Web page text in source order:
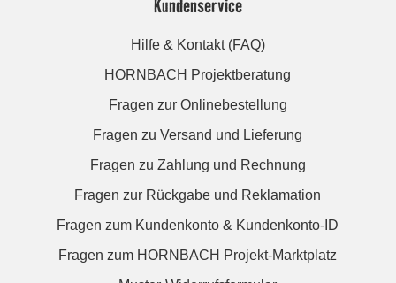
Kundenservice
Hilfe & Kontakt (FAQ)
HORNBACH Projektberatung
Fragen zur Onlinebestellung
Fragen zu Versand und Lieferung
Fragen zu Zahlung und Rechnung
Fragen zur Rückgabe und Reklamation
Fragen zum Kundenkonto & Kundenkonto-ID
Fragen zum HORNBACH Projekt-Marktplatz